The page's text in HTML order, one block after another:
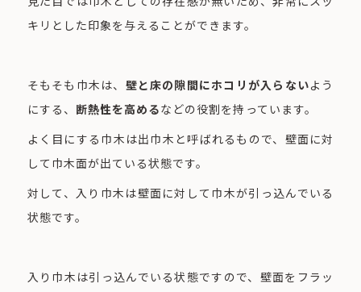
キリとした印象を与えることができます。
そもそも巾木は、 壁と床の隙間にホコリが入らないよう
にする、 断熱性を高めるなどの役割を持っています。
よく目にする巾木は出巾木と呼ばれるもので、壁面に対
して巾木面が出ている状態です。
対して、入り巾木は壁面に対して巾木が引っ込んでいる
状態です。
入り巾木は引っ込んでいる状態ですので、壁面をフラッ